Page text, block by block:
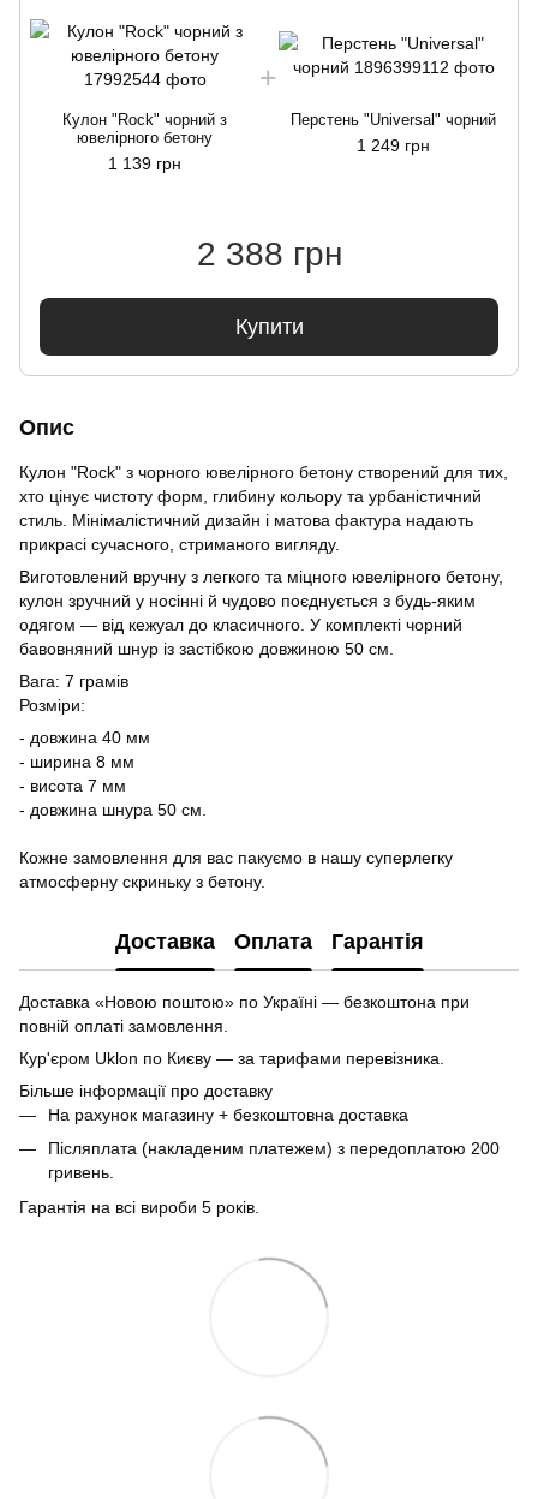
Кулон "Rock" чорний з
ювелірного бетону
1 139 грн
Перстень "Universal" чорний
1 249 грн
2 388 грн
Купити
Опис
Кулон "Rock" з чорного ювелірного бетону створений для тих,
хто цінує чистоту форм, глибину кольору та урбаністичний
стиль. Мінімалістичний дизайн і матова фактура надають
прикрасі сучасного, стриманого вигляду.
Виготовлений вручну з легкого та міцного ювелірного бетону,
кулон зручний у носінні й чудово поєднується з будь-яким
одягом — від кежуал до класичного. У комплекті чорний
бавовняний шнур із застібкою довжиною 50 см.
Вага: 7 грамів
Розміри:
- довжина 40 мм
- ширина 8 мм
- висота 7 мм
- довжина шнура 50 см.
Кожне замовлення для вас пакуємо в нашу суперлегку
атмосферну скриньку з бетону.
Доставка Оплата Гарантія
Доставка «Новою поштою» по Україні — безкоштона при
повній оплаті замовлення.
Кур'єром Uklon по Києву — за тарифами перевізника.
Більше інформації про доставку
На рахунок магазину + безкоштовна доставка
Післяплата (накладеним платежем) з передоплатою 200
гривень.
Гарантія на всі вироби 5 років.